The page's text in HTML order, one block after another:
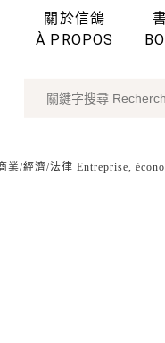
關於信鴿
À PROPOS
業/經濟/法律 Entreprise,